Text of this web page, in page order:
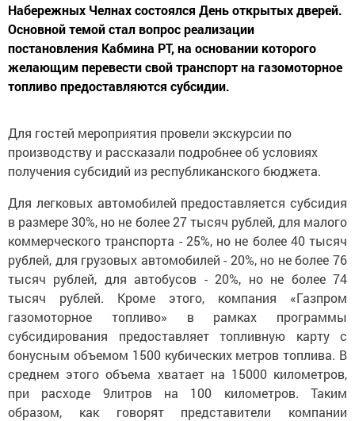
Набережных Челнах состоялся День открытых дверей.
Основной темой стал вопрос реализации
постановления Кабмина РТ, на основании которого
желающим перевести свой транспорт на газомоторное
топливо предоставляются субсидии.
Для гостей мероприятия провели экскурсии по
производству и рассказали подробнее об условиях
получения субсидий из республиканского бюджета.
Для легковых автомобилей предоставляется субсидия
в размере 30%, но не более 27 тысяч рублей, для малого
коммерческого транспорта - 25%, но не более 40 тысяч
рублей, для грузовых автомобилей - 20%, но не более 76
тысяч рублей, для автобусов - 20%, но не более 74
тысяч рублей. Кроме этого, компания «Газпром
газомоторное топливо» в рамках программы
субсидирования предоставляет топливную карту с
бонусным объемом 1500 кубических метров топлива. В
среднем этого объема хватает на 15000 километров,
при расходе 9литров на 100 километров. Таким
образом, как говорят представители компании